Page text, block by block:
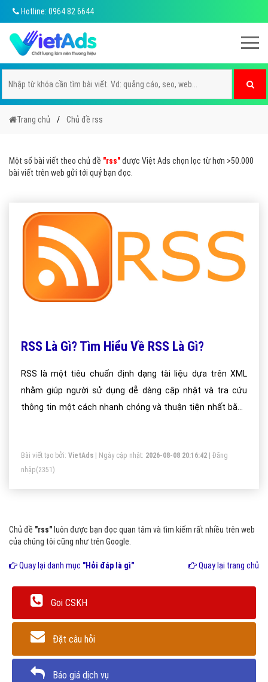
Hotline: 0964 82 6644
Trang chủ Chủ đề rss
Một số bài viết theo chủ đề "rss"được Việt Ads chọn lọc từ hơn >50.000
bài viết trên web gửi tới quý bạn đọc.
RSS Là Gì? Tìm Hiểu Về RSS Là Gì?
RSS là một tiêu chuẩn định dạng tài liệu dựa trên XML
nhằm giúp người sử dụng dễ dàng cập nhật và tra cứu
thông tin một cách nhanh chóng và thuận tiện nhất bằng
Bài viết tạo bởi: VietAds | Ngày cập nhật: 2026-08-08 20:16:42
Đăng
nhập(2351)
Chủ đề "rss" luôn được bạn đọc quan tâm và tìm kiếm rất nhiều trên web
của chúng tôi cũng như trên Google.
Quay lại danh mục "Hỏi đáp là gì" Quay lại trang chủ
Gọi CSKH
Đặt câu hỏi
Báo giá dịch vụ